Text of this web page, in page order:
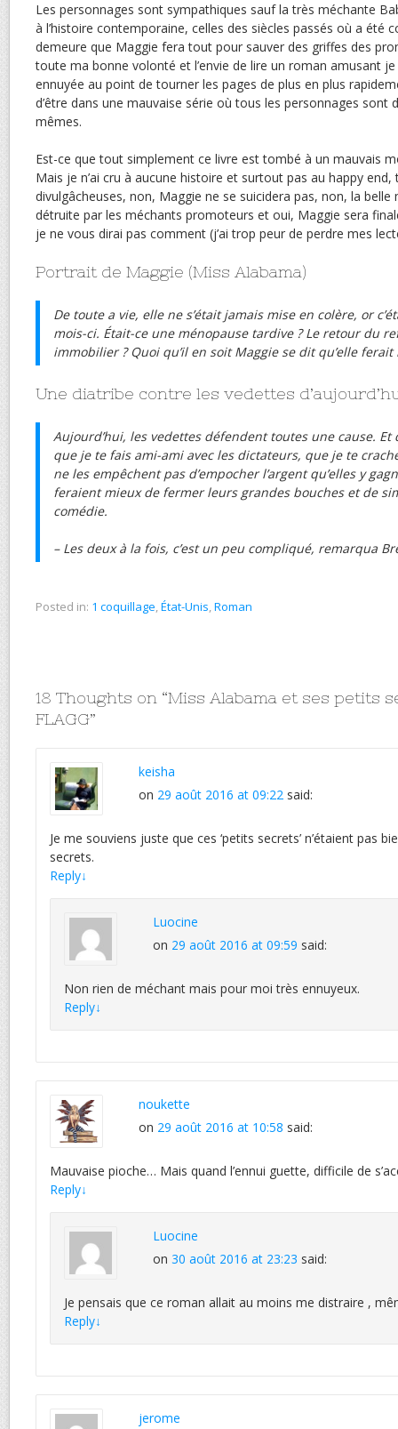
Les personnages sont sympathiques sauf la très méchante
à l’histoire contemporaine, celles des siècles passés où a été
demeure que Maggie fera tout pour sauver des griffes des
toute ma bonne volonté et l’envie de lire un roman amusant
ennuyée au point de tourner les pages de plus en plus
d’être dans une mauvaise série où tous les personnages sont
mêmes.
Est-ce que tout simplement ce livre est tombé à un mauvais
Mais je n’ai cru à aucune histoire et surtout pas au happy
divulgâcheuses, non, Maggie ne se suicidera pas, non, la belle
détruite par les méchants promoteurs et oui, Maggie sera
je ne vous dirai pas comment (j’ai trop peur de perdre mes
Portrait de Maggie (Miss Alabama)
De toute a vie, elle ne s’était jamais mise en colère, or
mois-ci. Était-ce une ménopause tardive ? Le retour du
immobilier ? Quoi qu’il en soit Maggie se dit qu’elle
Une diatribe contre les vedettes
Aujourd’hui, les vedettes défendent toutes une cause.
que je te fais ami-ami avec les dictateurs, que je te
ne les empêchent pas d’empocher l’argent qu’elles y
feraient mieux de fermer leurs grandes bouches et de
comédie.
– Les deux à la fois, c’est un peu compliqué, remarqua
Posted in: 1 coquillage,État-Unis,Roman
18 Thoughts on “Miss Alabama et ses petits
FLAGG”
keisha
on 29 août 2016 at 09:22 said:
Je me souviens juste que ces ‘petits secrets’ n’étaient pas
secrets.
Reply↓
Luocine
on 29 août 2016 at 09:59 said:
Non rien de méchant mais pour moi très ennuyeux.
Reply↓
noukette
on 29 août 2016 at 10:58 said:
Mauvaise pioche… Mais quand l’ennui guette, difficile de
Reply↓
Luocine
on 30 août 2016 at 23:23 said:
Je pensais que ce roman allait au moins me distraire ,
Reply↓
jerome